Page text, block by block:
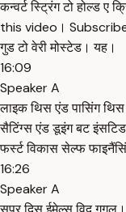
कन्वर्ट स्ट्रिंग टो होल्ड
this video।
गुड टो वेरी मोस्टेड। यह।
16:09
Speaker A
लाइक थिस एंड पासिंग
सैटिंग्स एंड डूइंग बट
फर्स्ट विकास सेल्फ
16:26
Speaker A